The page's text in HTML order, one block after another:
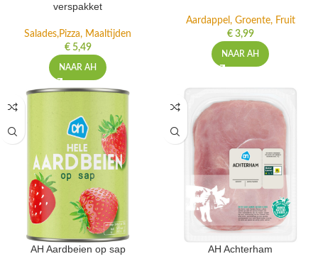
verspakket
Salades,Pizza, Maaltijden
€5,49
NAAR AH
Aardappel, Groente, Fruit
€3,99
NAAR AH
AH Aardbeien op sap AH Achterham